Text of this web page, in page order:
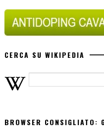
CERCA SU WIKIPEDIA
BROWSER CONSIGLIATO: